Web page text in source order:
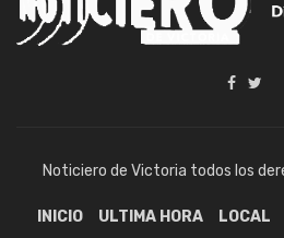
Noticiero de Victoria todos los
INICIO ULTIMA HORA LOCAL